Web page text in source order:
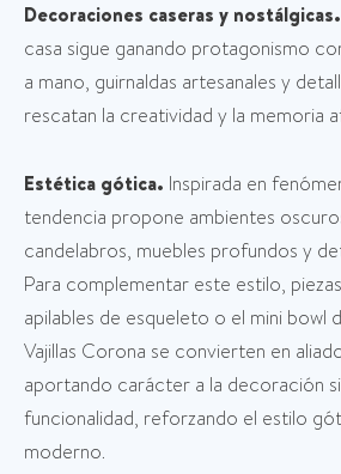
Decoraciones caseras y nostálgicas.
casa sigue ganando protagonismo
a mano, guirnaldas artesanales y
rescatan la creatividad y la memoria
Estética gótica. Inspirada en
tendencia propone ambientes
candelabros, muebles profundos y
Para complementar este estilo,
apilables de esqueleto o el mini bowl
Vajillas Corona se convierten en
aportando carácter a la decoración
funcionalidad, reforzando el estilo
moderno.